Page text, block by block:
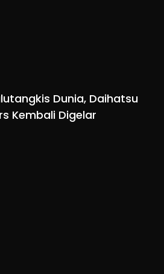
Dunia, Daihatsu
Kembali Digelar